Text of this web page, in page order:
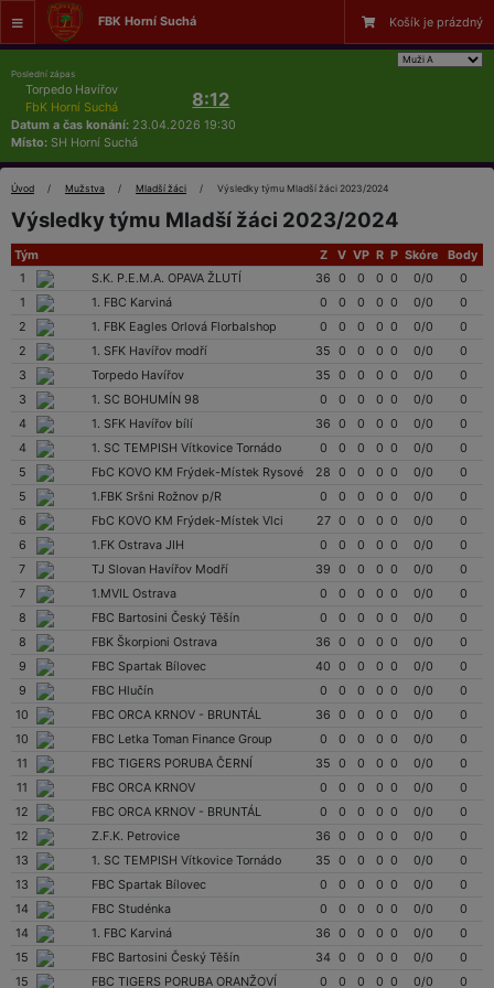
FBK Horní Suchá Košík je prázdný
Poslední zápas
Torpedo Havířov
FbK Horní Suchá
8:12
Datum a čas konání: 23.04.2026 19:30
Místo: SH Horní Suchá
Úvod Mužstva Mladší žáci Výsledky týmu Mladší žáci 2023/2024
Výsledky týmu Mladší žáci 2023/2024
Tým Z V VP R P Skóre
Body
1
S.K. P.E.M.A. OPAVA ŽLUTÍ 36 0 0 0 0 0/0
0
1
1. FBC Karviná 0 0 0 0 0 0/0
0
2
1. FBK Eagles Orlová Florbalshop 0 0 0 0 0 0/0
0
2
1. SFK Havířov modří 35 0 0 0 0 0/0
0
3
Torpedo Havířov 35 0 0 0 0 0/0
0
3
1. SC BOHUMÍN 98 0 0 0 0 0 0/0
0
4
1. SFK Havířov bílí 36 0 0 0 0 0/0
0
4
1. SC TEMPISH Vítkovice Tornádo 0 0 0 0 0 0/0
0
5
FbC KOVO KM Frýdek-Místek Rysové 28 0 0 0 0 0/0
0
5
1.FBK Sršni Rožnov p/R 0 0 0 0 0 0/0
0
6
FbC KOVO KM Frýdek-Místek Vlci 27 0 0 0 0 0/0
0
6
1.FK Ostrava JIH 0 0 0 0 0 0/0
0
7
TJ Slovan Havířov Modří 39 0 0 0 0 0/0
0
7
1.MVIL Ostrava 0 0 0 0 0 0/0
0
8
FBC Bartosini Český Těšín 0 0 0 0 0 0/0
0
8
FBK Škorpioni Ostrava 36 0 0 0 0 0/0
0
9
FBC Spartak Bílovec 40 0 0 0 0 0/0
0
9
FBC Hlučín 0 0 0 0 0 0/0
0
10
FBC ORCA KRNOV - BRUNTÁL 36 0 0 0 0 0/0
0
10
FBC Letka Toman Finance Group 0 0 0 0 0 0/0
0
11
FBC TIGERS PORUBA ČERNÍ 35 0 0 0 0 0/0
0
11
FBC ORCA KRNOV 0 0 0 0 0 0/0
0
12
FBC ORCA KRNOV - BRUNTÁL 0 0 0 0 0 0/0
0
12
Z.F.K. Petrovice 36 0 0 0 0 0/0
0
13
1. SC TEMPISH Vítkovice Tornádo 35 0 0 0 0 0/0
0
13
FBC Spartak Bílovec 0 0 0 0 0 0/0
0
14
FBC Studénka 0 0 0 0 0 0/0
0
14
1. FBC Karviná 36 0 0 0 0 0/0
0
15
FBC Bartosini Český Těšín 34 0 0 0 0 0/0
0
15
FBC TIGERS PORUBA ORANŽOVÍ 0 0 0 0 0 0/0
0